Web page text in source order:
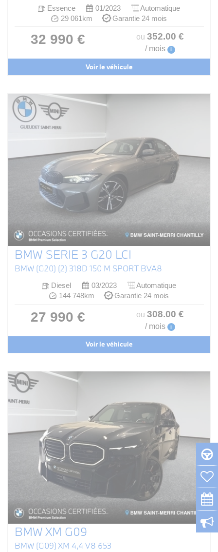
Essence 01/2023
Automatique
29 061km
Garantie 24 mois
32 990 € ou 352.00 €
/ mois i
Voir le véhicule
BMW SERIE 3 G20 LCI
BMW (G20) (2) 318D 150 M SPORT BVA8
Diesel 03/2023
Automatique
144 748km
Garantie 24 mois
27 990 € ou 308.00 €
/ mois i
Voir le véhicule
BMW XM G09
BMW (G09) XM 4,4 V8 653